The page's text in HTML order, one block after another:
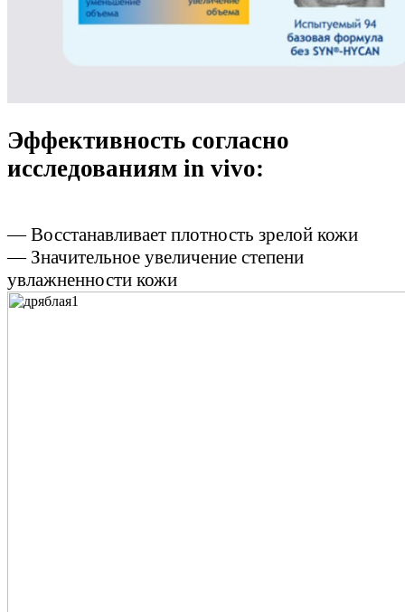
Эффективность согласно
исследованиям in vivo:
— Восстанавливает плотность зрелой кожи
— Значительное увеличение степени
увлажненности кожи